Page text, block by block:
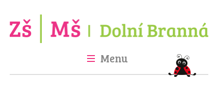
Menu
Úvod Škola Školka